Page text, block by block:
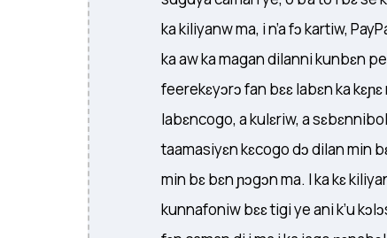
ka kiliyanw ma, i n’a fɔ kartiw,
ka aw ka magan dilanni kunbɛn
feerekɛyɔrɔ fan bɛɛ labɛn ka kɛɲɛ
labɛncogo, a kulɛriw, a
taamasiyɛn kɛcogo dɔ dilan min
min bɛ bɛn ɲɔgɔn ma. I ka kɛ
kunnafoniw bɛɛ tigi ye ani k’u